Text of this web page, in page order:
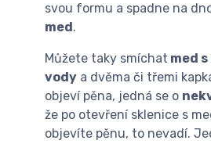
svou formu a spadne na
med.
Můžete taky smíchat med
vody a dvěma či třemi
objeví pěna, jedná se o
že po otevření sklenice s
objevíte pěnu, to nevadí.